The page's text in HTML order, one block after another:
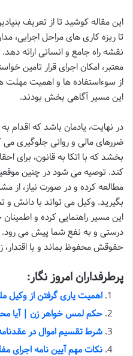
این مقاله کوشید تا از تعریف
تا ریزه کاری های مراحل اجرایی،
نقشه راه جامع و انسانی ارائه
معتبر، امکان اجرای قرار تامین
از سوءاستفاده ها و اهمیت مهلت
این مسیر آگاهی بخش بودند.
در نهایت، یادمان باشد که اقدام به
ضررهای مالی و روانی جلوگیری می
بخشد که با اتکا به قانون، برای
کند. توصیه می شود در چنین
مطالعه کرده و در صورت نیاز، از
بگیرید. وکیل می تواند با دانش و
این مسیر راهنمایی کرده و
درستی و به نفع شما پیش می
حقوقش محفوظ بماند و با اقتدار،
پرطرفداران امروز نگار:
اهمیت یاری گرفتن از وکیل
حکم لمس خواهر زن | آیا
شرط تقسیم اموال در
نکات مهم آیین نامه اجرای